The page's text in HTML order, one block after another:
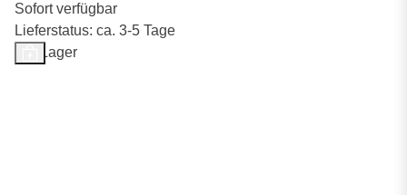
Sofort verfügbar
Lieferstatus: ca. 3-5 Tage
Auf Lager